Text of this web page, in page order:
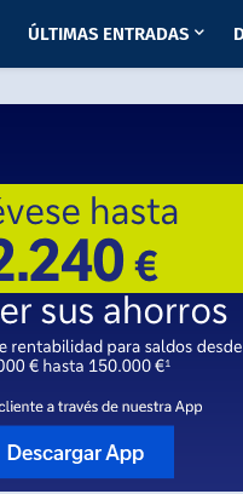
ÚLTIMAS ENTRADAS